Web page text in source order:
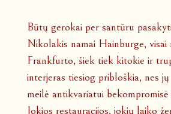
Būtų gerokai per santūru
Nikolakis namai Hainburge, visai
Frankfurto, šiek tiek kitokie ir
interjeras tiesiog pribloškia, nes jų
meilė antikvariatui
Jokios restauracijos, jokių laiko